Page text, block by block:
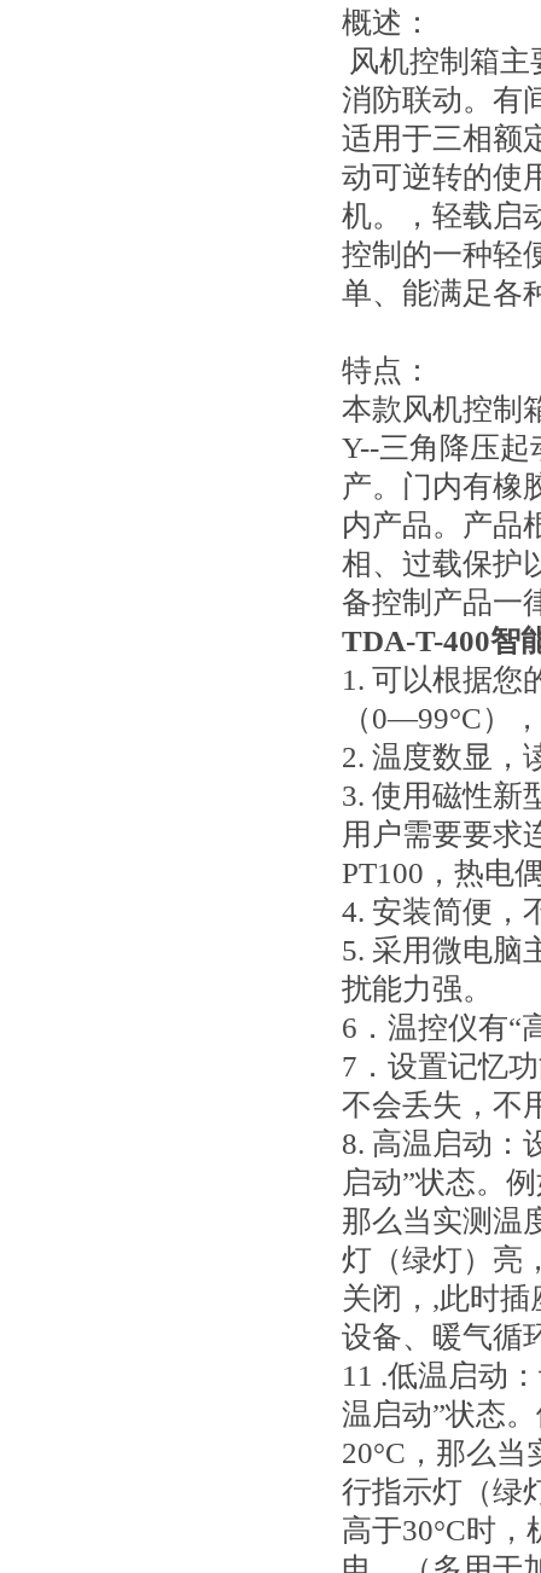
概述：
风机控制箱
消防联动。有
适用于三相额
动可逆转的使
机。，轻载启
控制的一种轻
单、能满足各
特点：
本款风机控制
Y--三角降压
产。门内有橡
内产品。产品
相、过载保护
备控制产品一
TDA-T-400智
1. 可以根据您
（0—99°C）
2. 温度数显，
3. 使用磁性新
用户需要要求
PT100，热电
4. 安装简便，
5. 采用微电脑
扰能力强。
6．温控仪有“
7．设置记忆
不会丢失，不
8. 高温启动：
启动”状态。
那么当实测温
灯（绿灯）亮
关闭，,此时
设备、暖气循
11 .低温启动
温启动”状态
20°C，那么当
行指示灯（绿
高于30°C时